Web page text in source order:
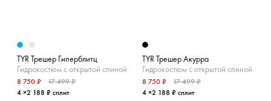
TYR Трешер Гиперблитц
Гидрокостюм с открытой спиной
8 750 ₽
17 499 ₽
4 ×2 188 ₽ сплит
TYR Трешер Акурра
Гидрокостюм с открытой спиной
8 750 ₽
17 499 ₽
4 ×2 188 ₽ сплит